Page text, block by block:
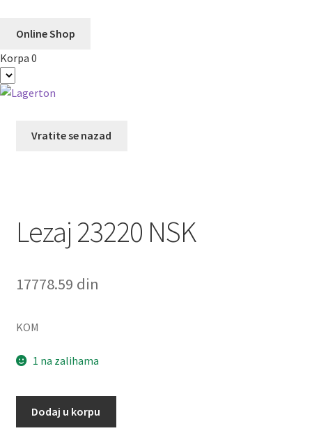
Online Shop
Korpa 0
Vratite se nazad
Lezaj 23220 NSK
17778.59 din
KOM
1 na zalihama
Dodaj u korpu